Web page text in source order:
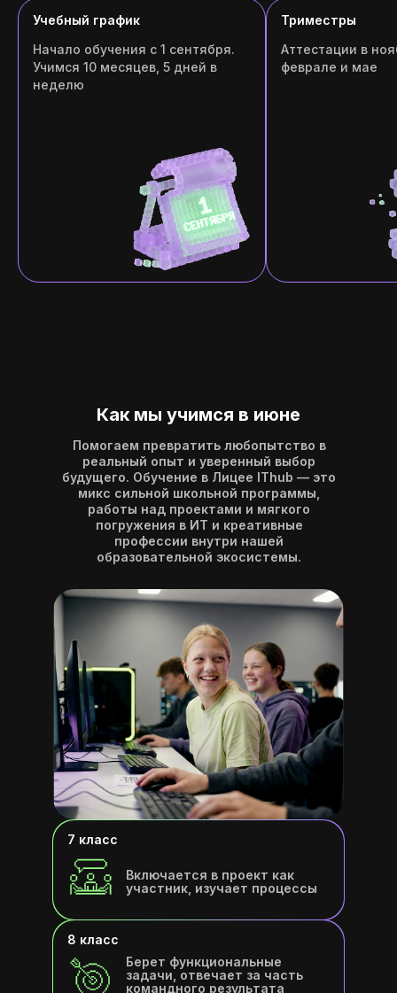
Учебный график
Начало обучения с 1 сентября.
Учимся 10 месяцев, 5 дней в
неделю
Триместры
Аттестации в
феврале и мае
Помогаем превратить любопытство в
реальный опыт и уверенный выбор
будущего. Обучение в Лицее IThub — это
микс сильной школьной программы,
работы над проектами и мягкого
погружения в ИТ и креативные
профессии внутри нашей
образовательной экосистемы.
Как мы учимся в июне
7 класс
Включается в проект как
участник, изучает процессы
8 класс
Берет функциональные
задачи, отвечает за часть
командного результата